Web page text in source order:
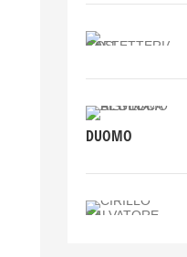
DUOMO